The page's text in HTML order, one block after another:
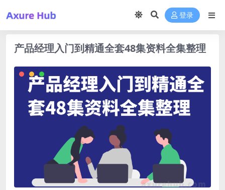
登录
产品经理入门到精通全套48集资料全集整理